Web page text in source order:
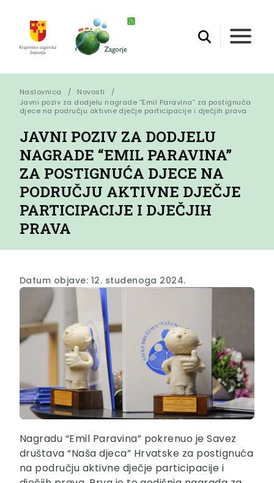
Naslovnica
Novosti
Javni poziv za dodjelu nagrade “Emil Paravina” za postignuća
djece na području aktivne dječje participacije i dječjih prava
JAVNI POZIV ZA DODJELU
NAGRADE “EMIL PARAVINA”
ZA POSTIGNUĆA DJECE NA
PODRUČJU AKTIVNE DJEČJE
PARTICIPACIJE I DJEČJIH
PRAVA
Datum objave: 12. studenoga 2024.
Nagradu “Emil Paravina” pokrenuo je Savez
društava “Naša djeca” Hrvatske za postignuća
na području aktivne dječje participacije i